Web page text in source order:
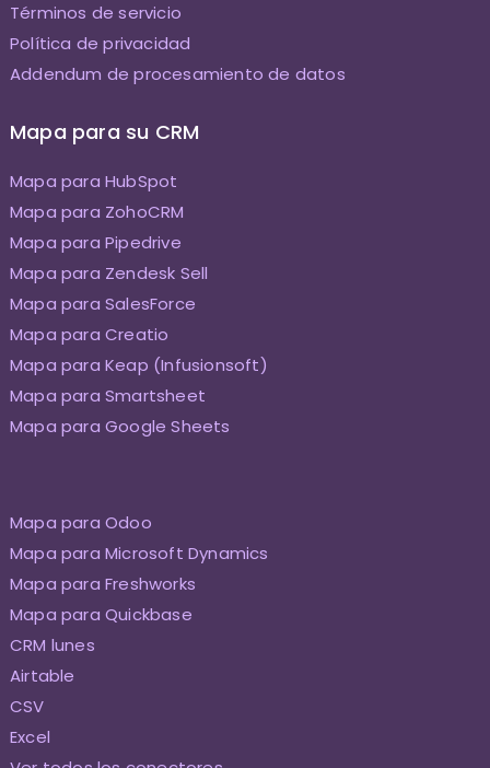
Términos de servicio
Política de privacidad
Addendum de procesamiento de datos
Mapa para su CRM
Mapa para HubSpot
Mapa para ZohoCRM
Mapa para Pipedrive
Mapa para Zendesk Sell
Mapa para SalesForce
Mapa para Creatio
Mapa para Keap (Infusionsoft)
Mapa para Smartsheet
Mapa para Google Sheets
Mapa para Odoo
Mapa para Microsoft Dynamics
Mapa para Freshworks
Mapa para Quickbase
CRM lunes
Airtable
CSV
Excel